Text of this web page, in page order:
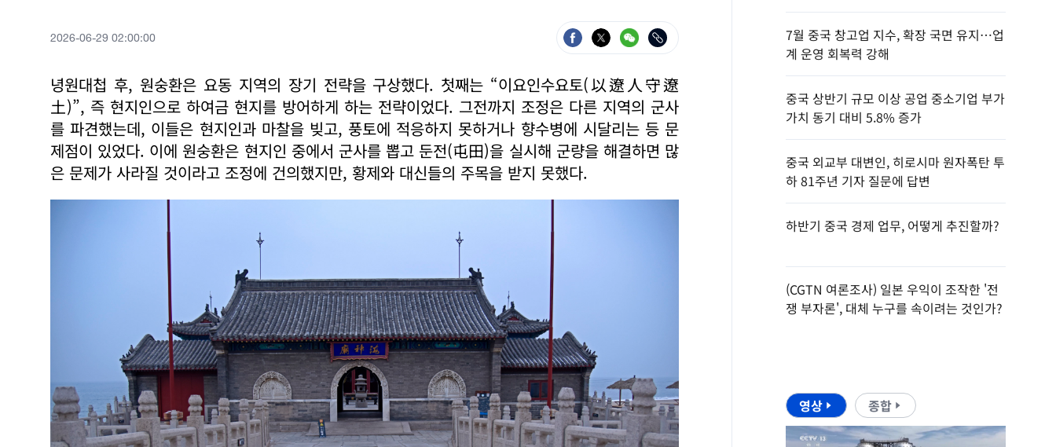
2026-06-29 02:00:00
녕원대첩 후, 원숭환은 요동 지역의 장기 전략을 구상했다. 첫째는 “이요인수요토(以遼人守遼
土)”, 즉 현지인으로 하여금 현지를 방어하게 하는 전략이었다. 그전까지 조정은 다른 지역의 군사
를 파견했는데, 이들은 현지인과 마찰을 빚고, 풍토에 적응하지 못하거나 향수병에 시달리는 등 문
제점이 있었다. 이에 원숭환은 현지인 중에서 군사를 뽑고 둔전(屯田)을 실시해 군량을 해결하면 많
은 문제가 사라질 것이라고 조정에 건의했지만, 황제와 대신들의 주목을 받지 못했다.
7월 중국 창고업 지수, 확장 국면 유지…업
계 운영 회복력 강해
중국 상반기 규모 이상 공업 중소기업 부가
가치 동기 대비 5.8% 증가
중국 외교부 대변인, 히로시마 원자폭탄 투
하 81주년 기자 질문에 답변
하반기 중국 경제 업무, 어떻게 추진할까?
(CGTN 여론조사) 일본 우익이 조작한 '전
쟁 부자론', 대체 누구를 속이려는 것인가?
영상 종합